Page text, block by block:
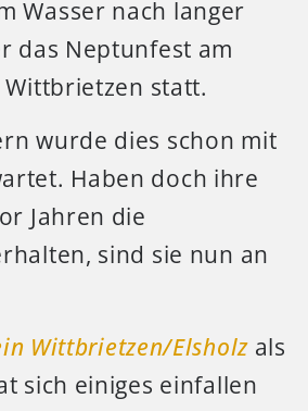
Wasser nach langer
das Neptunfest am
Wittbrietzen statt.
wurde dies schon mit
Haben doch ihre
Jahren die
sind sie nun an
Wittbrietzen/Elsholzals
sich einiges einfallen